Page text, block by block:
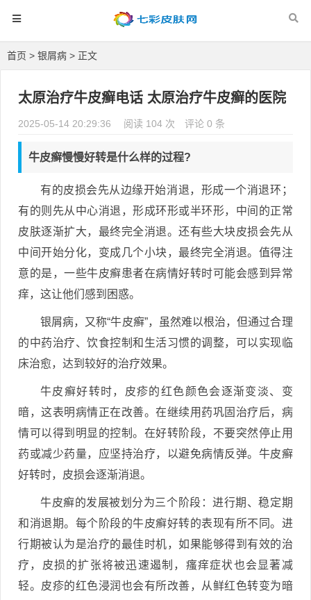
首页 > 银屑病 > 正文
太原治疗牛皮癣电话 太原治疗牛皮癣的医院
2025-05-14 20:29:36 阅读 104 次 评论 0 条
牛皮癣慢慢好转是什么样的过程?
有的皮损会先从边缘开始消退，形成一个消退环；
有的则先从中心消退，形成环形或半环形，中间的正常
皮肤逐渐扩大，最终完全消退。还有些大块皮损会先从
中间开始分化，变成几个小块，最终完全消退。值得注
意的是，一些牛皮癣患者在病情好转时可能会感到异常
痒，这让他们感到困惑。
银屑病，又称“牛皮癣”，虽然难以根治，但通过合理
的中药治疗、饮食控制和生活习惯的调整，可以实现临
床治愈，达到较好的治疗效果。
牛皮癣好转时，皮疹的红色颜色会逐渐变淡、变
暗，这表明病情正在改善。在继续用药巩固治疗后，病
情可以得到明显的控制。在好转阶段，不要突然停止用
药或减少药量，应坚持治疗，以避免病情反弹。牛皮癣
好转时，皮损会逐渐消退。
牛皮癣的发展被划分为三个阶段：进行期、稳定期
和消退期。每个阶段的牛皮癣好转的表现有所不同。进
行期被认为是治疗的最佳时机，如果能够得到有效的治
疗，皮损的扩张将被迅速遏制，瘙痒症状也会显著减
轻。皮疹的红色浸润也会有所改善，从鲜红色转变为暗